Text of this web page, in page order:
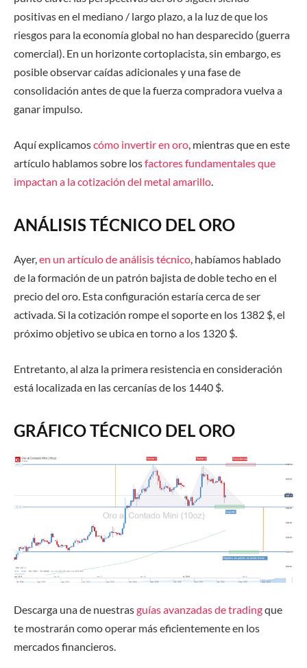
positivasen el mediano / largo plazo, a la luz de que los
riesgos para la economía global no han desparecido (guerra
comercial). En un horizonte cortoplacista, sin embargo, es
posible observar caídas adicionales y una fase de
consolidación antes de que la fuerza compradora vuelva a
ganar impulso.
Aquíexplicamoscómo invertir en oro, mientras que en este
artículo hablamossobre losfactores fundamentales que
impactan a la cotización del metal amarillo.
ANÁLISIS TÉCNICO DEL ORO
Ayer,en un artículo de análisis técnico, habíamos hablado
de la formación de un patrón bajista de doble techo en el
precio del oro. Esta configuración estaría cerca de ser
activada. Si la cotización rompe el soporte en los 1382 $, el
próximo objetivo se ubica en torno a los 1320 $.
Entretanto, al alza la primera resistencia en consideración
está localizada en las cercanías de los 1440 $.
GRÁFICO TÉCNICO DEL ORO
Descarga una de nuestrasguías avanzadas de tradingque
te mostrarán como operar más eficientemente en los
mercados financieros.